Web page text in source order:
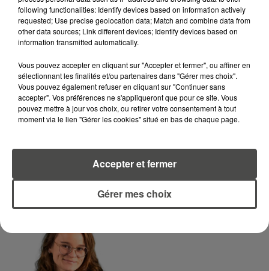
LA RÉDACTION
RCA
Voir toute l'équipe RCA
DIMITRI COUTAND
Journaliste
following functionalities: Identify devices based on information actively
requested; Use precise geolocation data; Match and combine data from
other data sources; Link different devices; Identify devices based on
information transmitted automatically.
Vous pouvez accepter en cliquant sur "Accepter et fermer", ou affiner en
sélectionnant les finalités et/ou partenaires dans "Gérer mes choix".
Vous pouvez également refuser en cliquant sur "Continuer sans
accepter". Vos préférences ne s'appliqueront que pour ce site. Vous
pouvez mettre à jour vos choix, ou retirer votre consentement à tout
moment via le lien "Gérer les cookies" situé en bas de chaque page.
Gérer mes choix
Accepter et fermer